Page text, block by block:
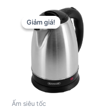
235.000 ₫.là:
159.000 ₫.
Giảm giá!
Giảm giá!
Ấm siêu tốc